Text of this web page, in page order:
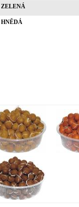
ZELENÁ
HNĚDÁ